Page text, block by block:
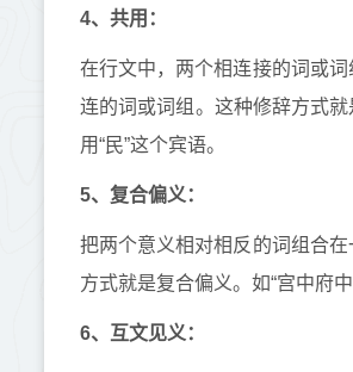
4、共用：
在行文中，两个相连接的词或
连的词或词组。这种修辞方式就
用“民”这个宾语。
5、复合偏义：
把两个意义相对相反的词组合
方式就是复合偏义。如“宫中府
6、互文见义：